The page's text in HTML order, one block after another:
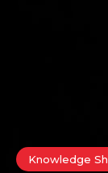
Knowledge